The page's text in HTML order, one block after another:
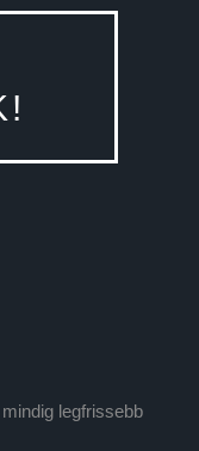
legfrissebb